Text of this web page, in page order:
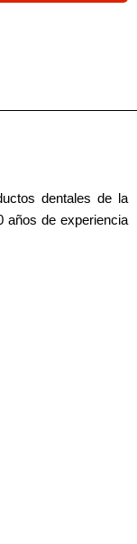
dentales de la
años de experiencia